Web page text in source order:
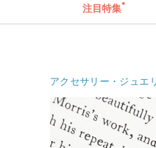
注目特集
アクセサリー・ジュエ